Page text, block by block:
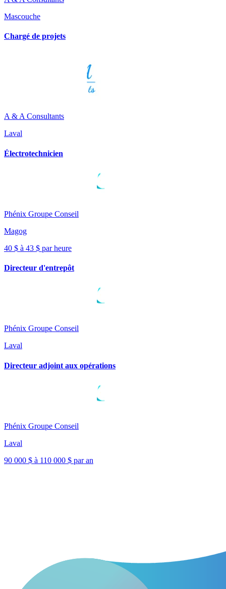
Mascouche
Chargé de projets
A & A Consultants
Laval
Électrotechnicien
Phénix Groupe Conseil
Magog
40 $ à 43 $ par heure
Directeur d'entrepôt
Phénix Groupe Conseil
Laval
Directeur adjoint aux opérations
Phénix Groupe Conseil
Laval
90 000 $ à 110 000 $ par an